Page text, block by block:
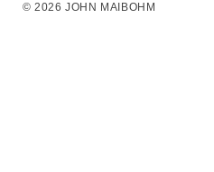
© 2026 JOHN MAIBOHM